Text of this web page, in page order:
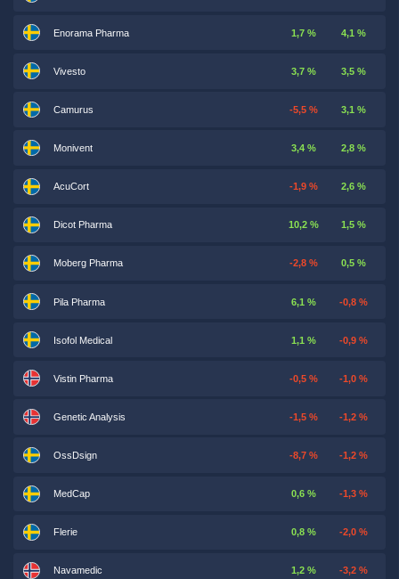
Enorama Pharma 1,7 % 4,1 %
Vivesto 3,7 % 3,5 %
Camurus -5,5 % 3,1 %
Monivent 3,4 % 2,8 %
AcuCort -1,9 % 2,6 %
Dicot Pharma 10,2 % 1,5 %
Moberg Pharma -2,8 % 0,5 %
Pila Pharma 6,1 % -0,8 %
Isofol Medical 1,1 % -0,9 %
Vistin Pharma -0,5 % -1,0 %
Genetic Analysis -1,5 % -1,2 %
OssDsign -8,7 % -1,2 %
MedCap 0,6 % -1,3 %
Flerie 0,8 % -2,0 %
Navamedic 1,2 % -3,2 %